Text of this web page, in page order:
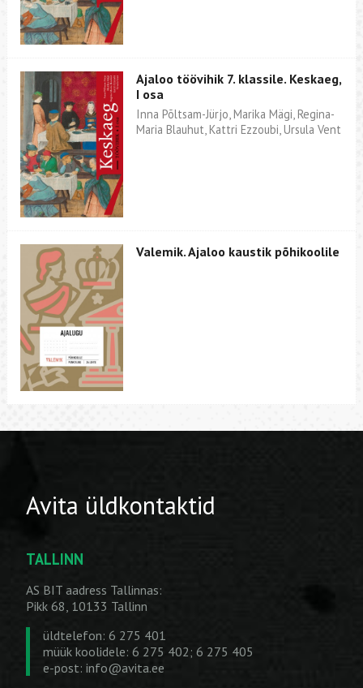
Ajaloo töövihik 7. klassile. Keskaeg,
I osa
Inna Põltsam-Jürjo, Marika Mägi, Regina-
Maria Blauhut, Kattri Ezzoubi, Ursula Vent
Valemik. Ajaloo kaustik põhikoolile
Avita üldkontaktid
TALLINN
AS BIT aadress Tallinnas:
Pikk 68, 10133 Tallinn
üldtelefon: 6 275 401
müük koolidele: 6 275 402; 6 275 405
e-post: info@avita.ee